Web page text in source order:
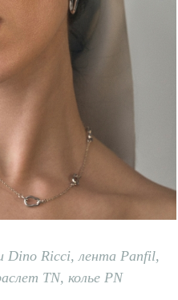
Dino Ricci, лента Panfil,
TN, колье PN